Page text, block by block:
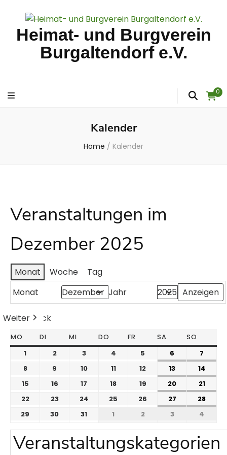
Heimat- und Burgverein
Burgaltendorf e.V.
0
Kalender
Home / Kalender
Veranstaltungen im
Dezember 2025
Monat Woche
Tag
Monat
Jahr
Zurück
Heute
Weiter
MO DI MI DO FR SA SO
1 2 3 4 5 6
7
8
9 10 11 12 13
14
15
16 17 18 19 20
21
22
23 24 25 26 27
28
29
30 31 1 2 3 4
Veranstaltungskategorien